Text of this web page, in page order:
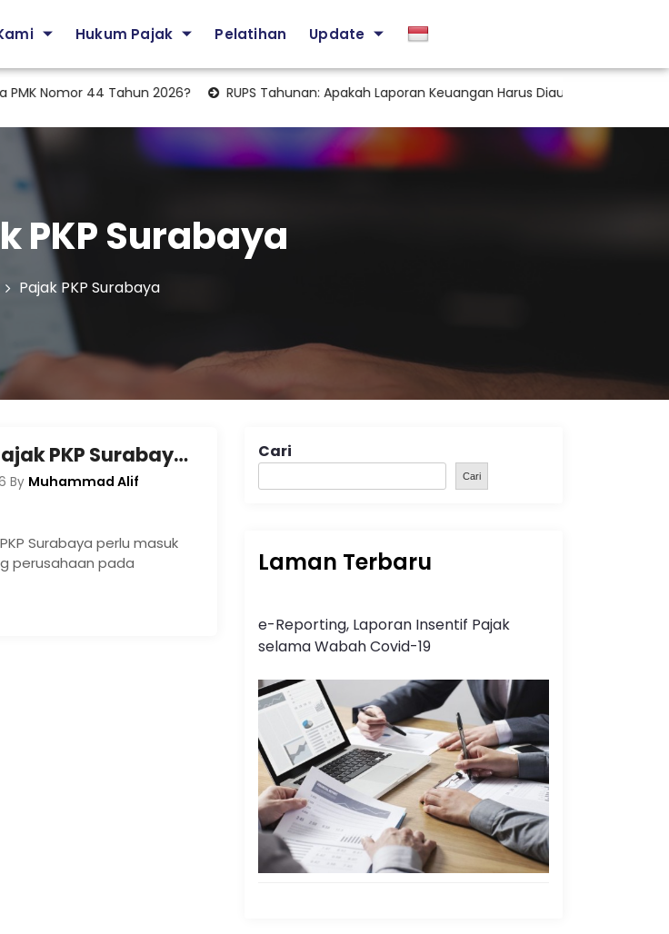
Hukum Pajak Pelatihan Update
Nomor 44 Tahun 2026? RUPS Tahunan: Apakah Laporan Keuangan Harus Diaudit KAP?
PKP Surabaya
Pajak PKP Surabaya
Restitusi Pajak PKP Surabaya: Cara Menguatkan Arus Kas setelah PMK 28/2026
By Muhammad Alif
Surabaya perlu masuk
perusahaan pada
Cari
Cari
Laman Terbaru
e-Reporting, Laporan Insentif Pajak
selama Wabah Covid-19